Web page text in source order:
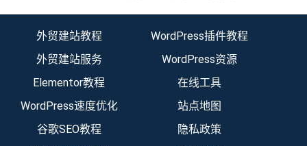
外贸建站教程
外贸建站服务
Elementor教程
WordPress速度优化
谷歌SEO教程
WordPress插件教程
WordPress资源
在线工具
站点地图
隐私政策